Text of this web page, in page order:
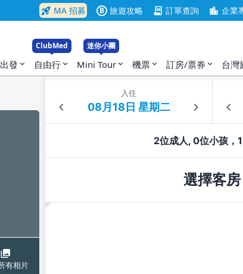
rocket_launch MA 招募 B 旅遊攻略 contract 訂單查詢 location_city 企業
發 expand_more
ClubMed
自由行 expand_more
迷你小團
Mini Tour expand_more 機票 expand_more 訂房/票券 expand_more 台灣
有相片
入住
2位成人, 0位小孩，
選擇客房